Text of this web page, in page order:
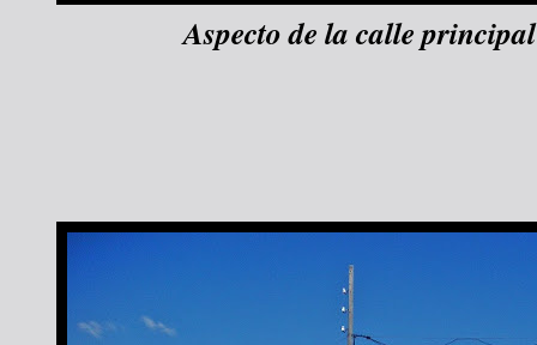
Aspecto de la calle